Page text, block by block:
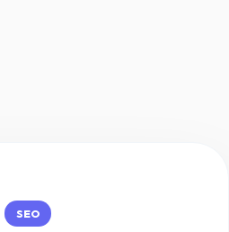
SEO